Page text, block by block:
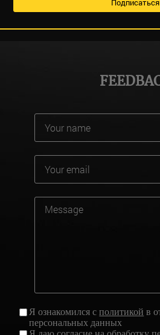
Я ознакомился сполитикой в
персональных данных